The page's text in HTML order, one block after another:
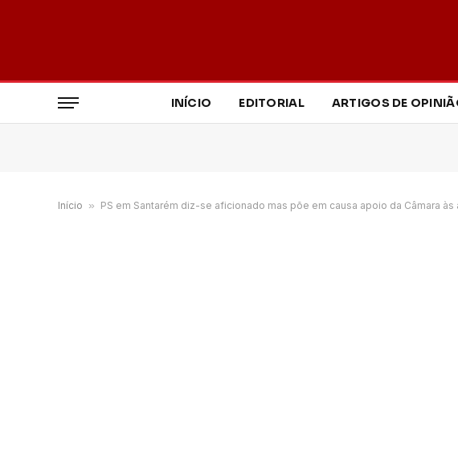
INÍCIO EDITORIAL ARTIGOS DE
Início » PS em Santarém diz-se aficionado mas põe em causa apoio da Câmara às